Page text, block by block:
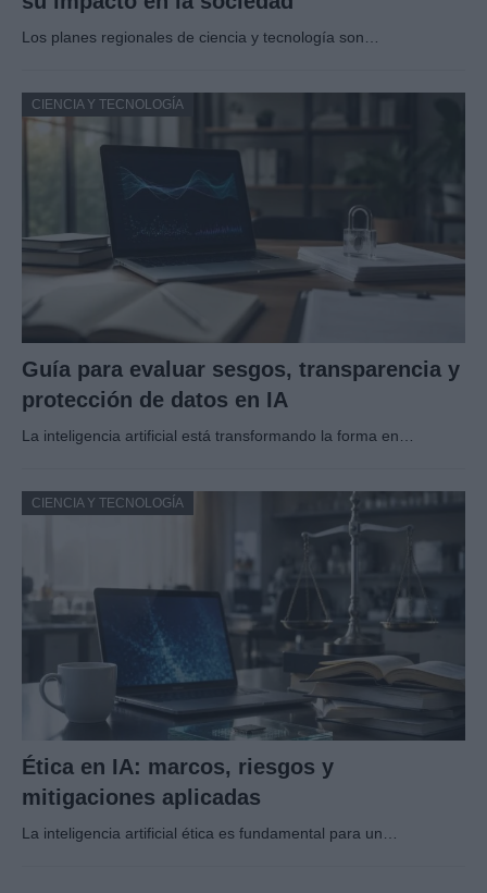
Los planes regionales de ciencia y tecnología son…
CIENCIA Y TECNOLOGÍA
Guía para evaluar sesgos, transparencia y
protección de datos en IA
La inteligencia artificial está transformando la forma en…
CIENCIA Y TECNOLOGÍA
Ética en IA: marcos, riesgos y
mitigaciones aplicadas
La inteligencia artificial ética es fundamental para un…